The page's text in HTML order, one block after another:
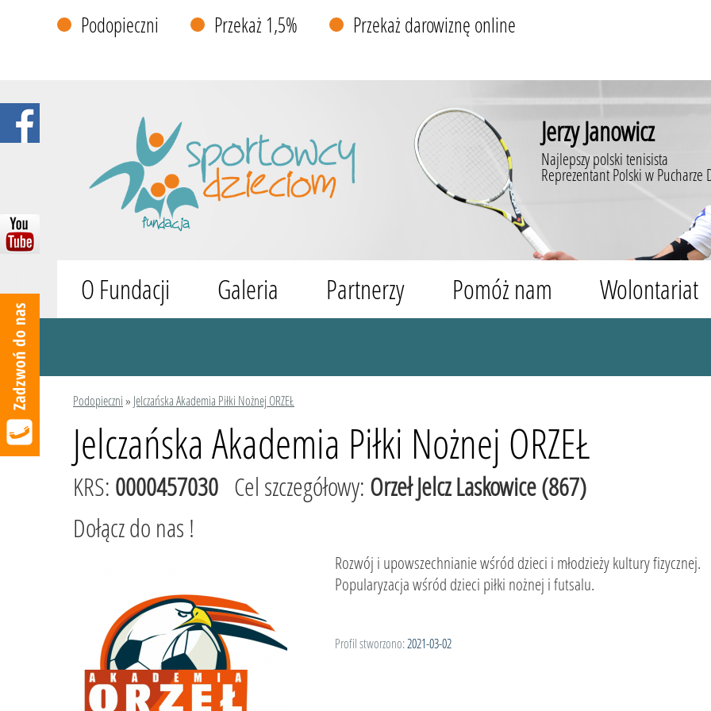
Podopieczni Przekaż 1,5% Przekaż darowiznę online
Jerzy Janowicz
Najlepszy polski tenisista
Reprezentant Polski w Pucharze
O Fundacji Galeria Partnerzy Pomóż nam Wolontariat
Podopieczni» Jelczańska Akademia Piłki Nożnej ORZEŁ
Jelczańska Akademia Piłki Nożnej ORZEŁ
KRS: 0000457030 Cel szczegółowy: Orzeł Jelcz Laskowice (867)
Dołącz do nas !
Rozwój i upowszechnianie wśród dzieci i młodzieży kultury fizycznej.
Popularyzacja wśród dzieci piłki nożnej i futsalu.
Profil stworzono: 2021-03-02